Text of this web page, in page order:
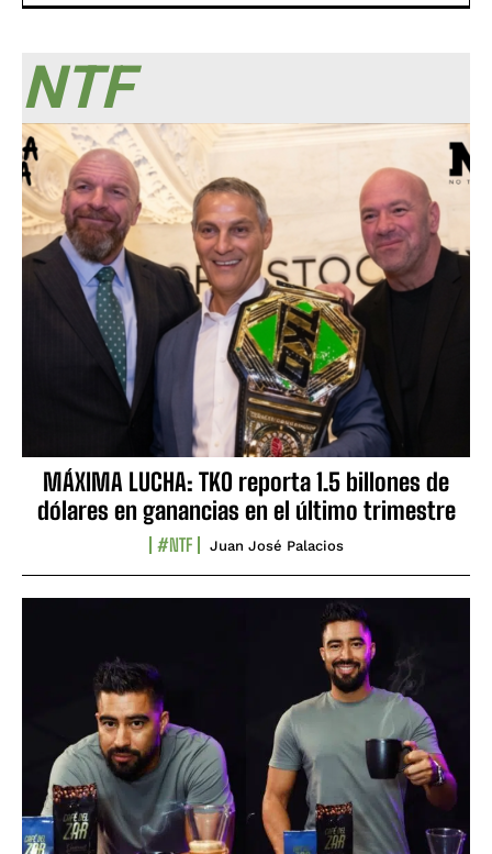
NTF
MÁXIMA LUCHA: TKO reporta 1.5 billones de
dólares en ganancias en el último trimestre
#NTF Juan José Palacios